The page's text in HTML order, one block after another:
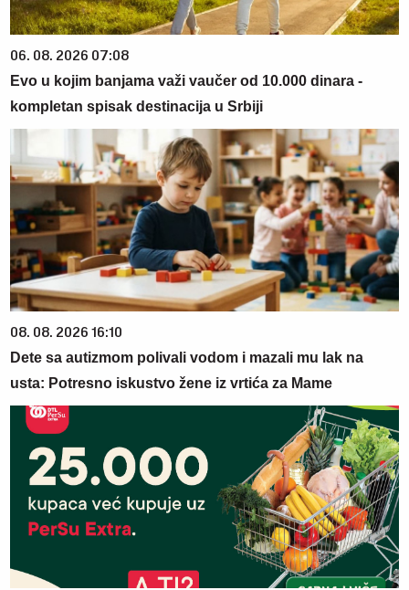
06. 08. 2026 07:08
Evo u kojim banjama važi vaučer od 10.000 dinara -
kompletan spisak destinacija u Srbiji
08. 08. 2026 16:10
Dete sa autizmom polivali vodom i mazali mu lak na
usta: Potresno iskustvo žene iz vrtića za Mame